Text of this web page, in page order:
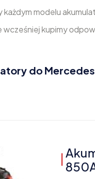
każdym modelu
wcześniej kupimy
do